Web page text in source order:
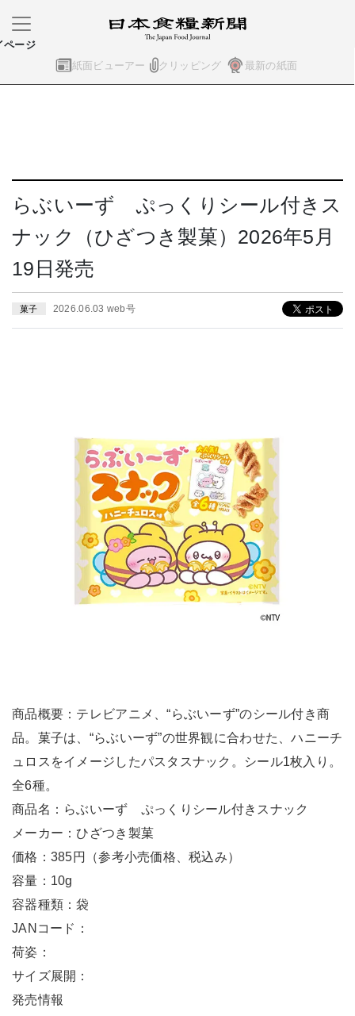
紙面ビューアー クリッピング 最新の紙面
ページ
らぶいーず ぷっくりシール付きス
ナック（ひざつき製菓）2026年5月
19日発売
菓子 2026.06.03 web号
商品概要：テレビアニメ、“らぶいーず”のシール付き商
品。菓子は、“らぶいーず”の世界観に合わせた、ハニーチ
ュロスをイメージしたパスタスナック。シール1枚入り。
全6種。
商品名：らぶいーず ぷっくりシール付きスナック
メーカー：ひざつき製菓
価格：385円（参考小売価格、税込み）
容量：10g
容器種類：袋
JANコード：
荷姿：
サイズ展開：
発売情報